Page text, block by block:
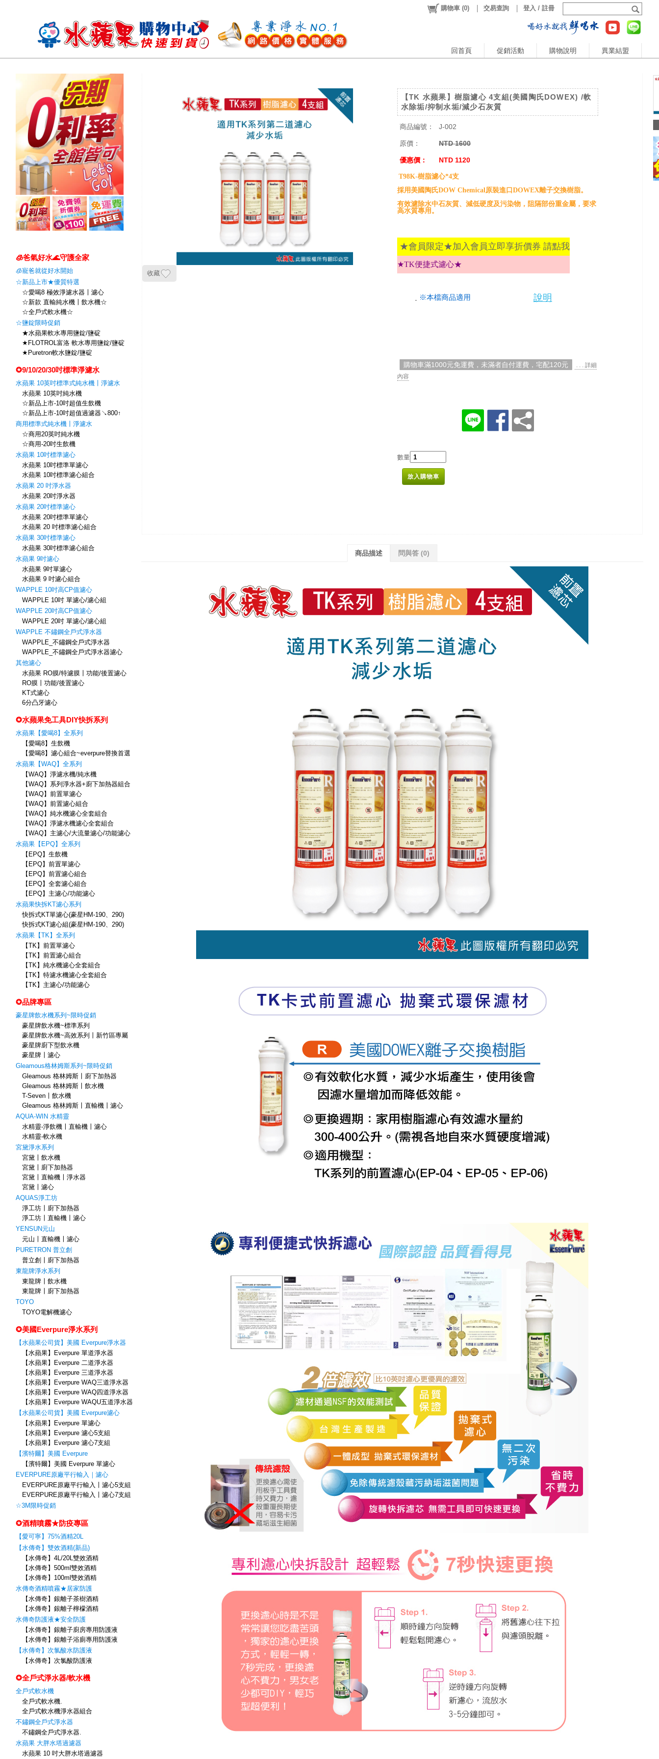
回首頁 促銷活動 購物說明 異業結盟
購物車 (0) 交易查詢 登入 / 註冊
🧊爸氣好水🌊守護全家
🧊寵爸就從好水開始
☆新品上市★優質特選
☆愛喝8 極效淨濾水器〡濾心
☆新款 直輸純水機〡飲水機☆
☆全戶式軟水機☆
☆鹽錠限時促銷
★水蘋果軟水專用鹽錠/鹽碇
★FLOTROL富洛 軟水專用鹽錠/鹽碇
★Puretron軟水鹽錠/鹽碇
✪9/10/20/30吋標準淨濾水
水蘋果 10英吋標準式純水機〡淨濾水
水蘋果 10英吋純水機
☆新品上市-10吋超值生飲機
☆新品上市-10吋超值過濾器↘800↑
商用標準式純水機〡淨濾水
☆商用20英吋純水機
☆商用-20吋生飲機
水蘋果 10吋標準濾心
水蘋果 10吋標準單濾心
水蘋果 10吋標準濾心組合
水蘋果 20 吋淨水器
水蘋果 20吋淨水器
水蘋果 20吋標準濾心
水蘋果 20吋標準單濾心
水蘋果 20 吋標準濾心組合
水蘋果 30吋標準濾心
水蘋果 30吋標準濾心組合
水蘋果 9吋濾心
水蘋果 9吋單濾心
水蘋果 9 吋濾心組合
WAPPLE 10吋高CP值濾心
WAPPLE 10吋 單濾心/濾心組
WAPPLE 20吋高CP值濾心
WAPPLE 20吋 單濾心/濾心組
WAPPLE 不鏽鋼全戶式淨水器
WAPPLE_不鏽鋼全戶式淨水器
WAPPLE_不鏽鋼全戶式淨水器濾心
其他濾心
水蘋果 RO膜/特濾膜〡功能/後置濾心
RO膜〡功能/後置濾心
KT式濾心
6分凸牙濾心
✪水蘋果免工具DIY快拆系列
水蘋果【愛喝8】全系列
【愛喝8】生飲機
【愛喝8】濾心組合~everpure替換首選
水蘋果【WAQ】全系列
【WAQ】淨濾水機/純水機
【WAQ】系列淨水器+廚下加熱器組合
【WAQ】前置單濾心
【WAQ】前置濾心組合
【WAQ】純水機濾心全套組合
【WAQ】淨濾水機濾心全套組合
【WAQ】主濾心/大流量濾心/功能濾心
水蘋果【EPQ】全系列
【EPQ】生飲機
【EPQ】前置單濾心
【EPQ】前置濾心組合
【EPQ】全套濾心組合
【EPQ】主濾心/功能濾心
水蘋果快拆KT濾心系列
快拆式KT單濾心(豪星HM-190、290)
快拆式KT濾心組(豪星HM-190、290)
水蘋果【TK】全系列
【TK】前置單濾心
【TK】前置濾心組合
【TK】純水機濾心全套組合
【TK】特濾水機濾心全套組合
【TK】主濾心/功能濾心
✪品牌專區
豪星牌飲水機系列~限時促銷
豪星牌飲水機~標準系列
豪星牌飲水機~高效系列〡新竹區專屬
豪星牌廚下型飲水機
豪星牌〡濾心
Gleamous格林姆斯系列~限時促銷
Gleamous 格林姆斯〡廚下加熱器
Gleamous 格林姆斯〡飲水機
T-Seven〡飲水機
Gleamous 格林姆斯〡直輸機〡濾心
AQUA-WIN 水精靈
水精靈-淨飲機〡直輸機〡濾心
水精靈-軟水機
宮黛淨水系列
宮黛〡飲水機
宮黛〡廚下加熱器
宮黛〡直輸機〡淨水器
宮黛〡濾心
AQUAS淨工坊
淨工坊〡廚下加熱器
淨工坊〡直輸機〡濾心
YENSUN元山
元山〡直輸機〡濾心
PURETRON 普立創
普立創〡廚下加熱器
東龍牌淨水系列
東龍牌〡飲水機
東龍牌〡廚下加熱器
TOYO
TOYO電解機濾心
✪美國Everpure淨水系列
【水蘋果公司貨】美國 Everpure淨水器
【水蘋果】Everpure 單道淨水器
【水蘋果】Everpure 二道淨水器
【水蘋果】Everpure 三道淨水器
【水蘋果】Everpure WAQ三道淨水器
【水蘋果】Everpure WAQ四道淨水器
【水蘋果】Everpure WAQU五道淨水器
【水蘋果公司貨】美國 Everpure濾心
【水蘋果】Everpure 單濾心
【水蘋果】Everpure 濾心5支組
【水蘋果】Everpure 濾心7支組
【濱特爾】美國 Everpure
【濱特爾】美國 Everpure 單濾心
EVERPURE原廠平行輸入｜濾心
EVERPURE原廠平行輸入〡濾心5支組
EVERPURE原廠平行輸入〡濾心7支組
☆3M限時促銷
✪酒精噴霧★防疫專區
【愛可寧】75%酒精20L
【水傳奇】雙效酒精(新品)
【水傳奇】4L/20L雙效酒精
【水傳奇】500ml雙效酒精
【水傳奇】100ml雙效酒精
水傳奇酒精噴霧★居家防護
【水傳奇】銀離子茶樹酒精
【水傳奇】銀離子檸檬酒精
水傳奇防護液★安全防護
【水傳奇】銀離子廚房專用防護液
【水傳奇】銀離子浴廁專用防護液
【水傳奇】次氯酸水防護液
【水傳奇】次氯酸防護液
✪全戶式淨水器/軟水機
全戶式軟水機
全戶式軟水機.
全戶式軟水機淨水器組合
不鏽鋼全戶式淨水器
不鏽鋼全戶式淨水器.
水蘋果 大胖水塔過濾器
水蘋果 10 吋大胖水塔過濾器
收藏
【TK 水蘋果】樹脂濾心 4支組(美國陶氏DOWEX) /軟
水除垢/抑制水垢/減少石灰質
商品編號： J-002
原價： NTD 1600
優惠價： NTD 1120
T98K-樹脂濾心*4支
採用美國陶氏DOW Chemical原裝進口DOWEX離子交換樹脂。
有效濾除水中石灰質、減低硬度及污染物，阻隔部份重金屬，要求
高水質專用。
★會員限定★加入會員立即享折價券 請點我
★TK便捷式濾心★
. ※本檔商品適用 說明
購物車滿1000元免運費，未滿者自付運費，宅配120元
. . . 詳細
內容
數量
放入購物車
商品描述 問與答 (0)